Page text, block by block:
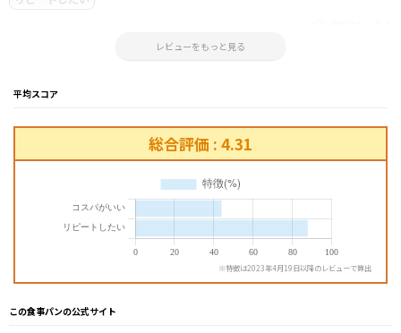
レビューをもっと見る
平均スコア
総合評価 : 4.31
※特徴は2023年4月19日以降のレビューで算出
この食事パンの公式サイト